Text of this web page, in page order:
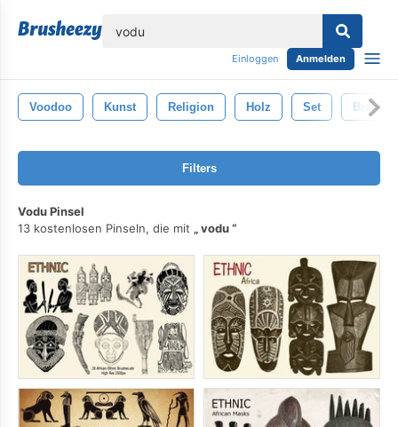
Einloggen Anmelden
Voodoo Kunst Religion Holz Set Braun
Filters
Vodu Pinsel
13 kostenlosen Pinseln, die mit
vodu